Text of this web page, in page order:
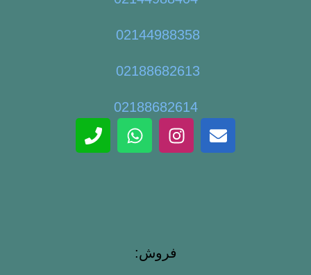
02144988358
02188682613
02188682614
فروش: